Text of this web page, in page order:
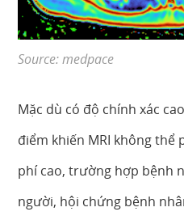
Source: medpace
Mặc dù có độ chính xác
điểm khiến MRI không
phí cao, trường hợp bệnh
người, hội chứng bệnh